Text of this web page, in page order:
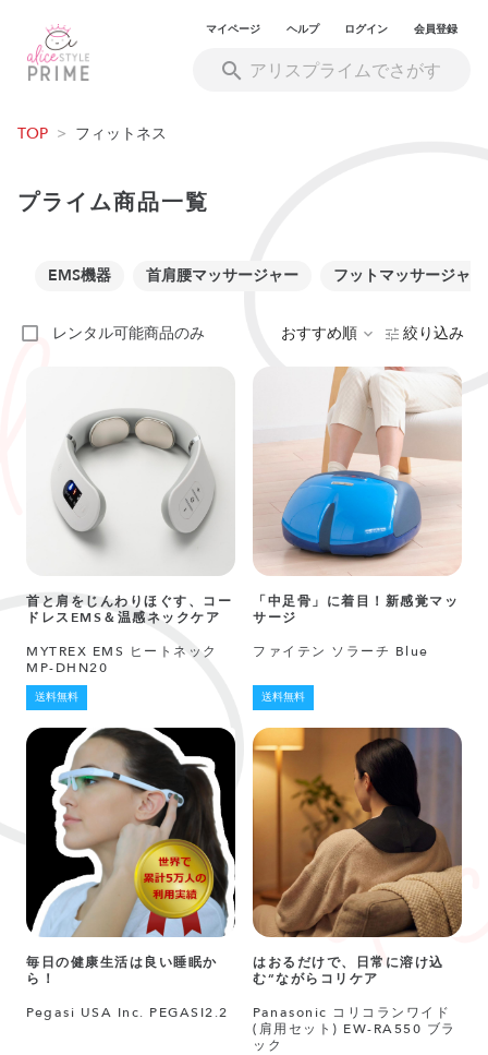
マイページ ヘルプ ログイン 会員登録
TOP > フィットネス
プライム商品一覧
EMS機器 首肩腰マッサージャー フットマッサージャー
レンタル可能商品のみ おすすめ順 絞り込み
首と肩をじんわりほぐす、コー
ドレスEMS＆温感ネックケア
MYTREX EMS ヒートネック
MP-DHN20
送料無料
「中足骨」に着目！新感覚マッ
サージ
ファイテン ソラーチ Blue
送料無料
毎日の健康生活は良い睡眠か
ら！
Pegasi USA Inc. PEGASI2.2
はおるだけで、日常に溶け込
む“ながらコリケア
Panasonic コリコランワイド
(肩用セット) EW-RA550 ブラ
ック